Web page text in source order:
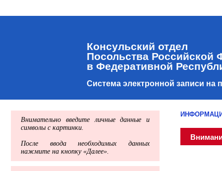
Консульский отдел
Посольства Российской
в Федеративной
Система электронной записи на
Внимательно введите личные данные и
символы с картинки.
После ввода необходимых данных
нажмите на кнопку «Далее».